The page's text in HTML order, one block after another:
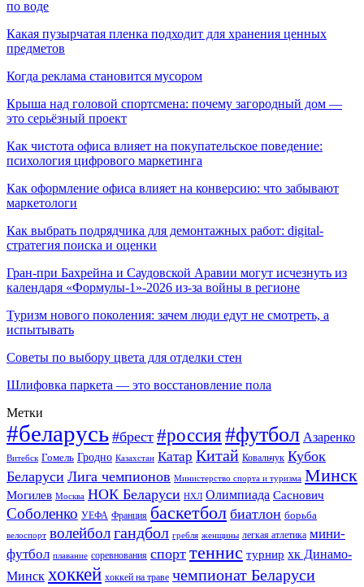
по воде
Какая пузырчатая пленка подходит для хранения ценных
предметов
Когда реклама становится мусором
Крыша над головой спортсмена: почему загородный дом —
это серьёзный проект
Как чистота офиса влияет на покупательское поведение:
психология цифрового маркетинга
Как оформление офиса влияет на конверсию: что забывают
маркетологи
Как выбрать подрядчика для демонтажных работ: digital-
стратегия поиска и оценки
Гран-при Бахрейна и Саудовской Аравии могут исчезнуть из
календаря «Формулы-1»-2026 из-за войны в регионе
Туризм нового поколения: зачем люди едут не смотреть, а
испытывать
Советы по выбору цвета для отделки стен
Шлифовка паркета — это восстановление пола
Метки
#беларусь #брест #россия#футбол Азаренко
Витебск Гомель Гродно Казахстан Катар Китай Ковальчук Кубок
Беларуси Лига чемпионов Министерство спорта и туризма Минск
Могилев Москва НОК Беларуси НХЛ Олимпиада Саснович
Соболенко УЕФА Франция баскетбол биатлон борьба
велоспорт волейболгандбол гребля женщины легкая атлетика мини-
футбол плавание соревнования спорт теннис турнир хк Динамо-
Минск хоккей хоккей на траве чемпионат Беларуси